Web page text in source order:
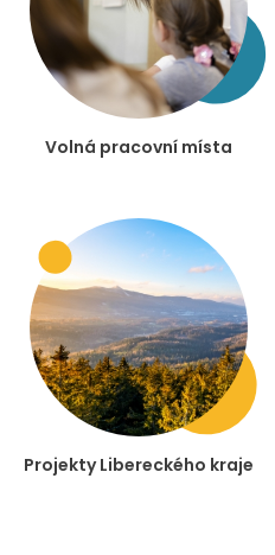
Volná pracovní místa
Projekty Libereckého kraje